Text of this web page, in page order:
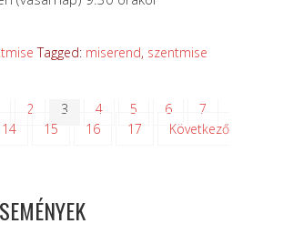
Tagged: miserend, szentmise
2 3 4 5 6
7
14 15 16 17
Következő